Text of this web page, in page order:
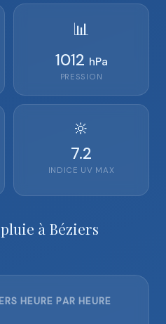
📊
1012 hPa
PRESSION
🔆
7.2
INDICE UV MAX
à Béziers
HEURE PAR HEURE